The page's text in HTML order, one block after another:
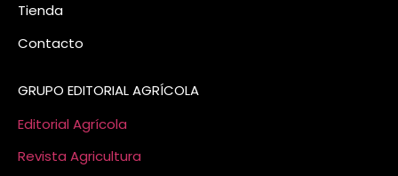
Tienda
Contacto
GRUPO EDITORIAL AGRÍCOLA
Editorial Agrícola
Revista Agricultura